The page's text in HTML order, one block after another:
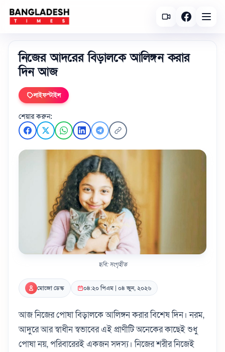
নিজের আদরের বিড়ালকে আলিঙ্গন করার
দিন আজ
লাইফস্টাইল
শেয়ার করুন:
ছবি: সংগৃহীত
মোজো ডেস্ক ০৪:২০ পিএম | ০৪ জুন, ২০২৬
আজ নিজের পোষা বিড়ালকে আলিঙ্গন করার বিশেষ দিন। নরম,
আদুরে আর স্বাধীন স্বভাবের এই প্রাণীটি অনেকের কাছেই শুধু
পোষা নয়, পরিবারেরই একজন সদস্য। নিজের শরীর নিজেই